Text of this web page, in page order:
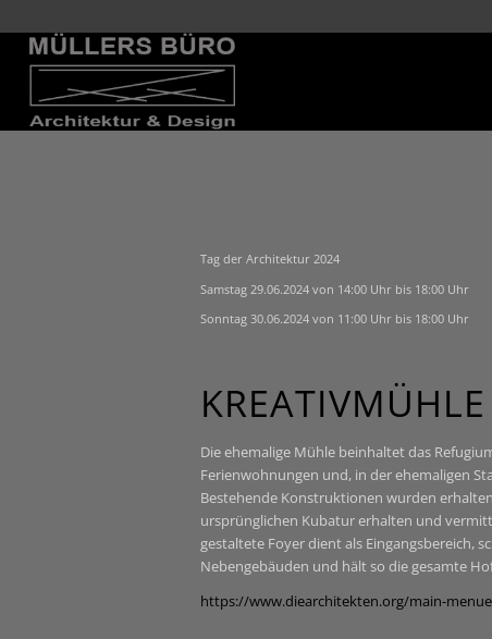
Tag der Architektur 2024
Samstag 29.06.2024 von 14:00 Uhr bis 18:00 Uhr
Sonntag 30.06.2024 von 11:00 Uhr bis 18:00 Uhr
Die ehemalige Mühle beinhaltet das
Ferienwohnungen und, in der ehemaligen
Bestehende Konstruktionen wurden
ursprünglichen Kubatur erhalten und
gestaltete Foyer dient als Eingangsbereich,
Nebengebäuden und hält so die gesamte
https://www.diearchitekten.org/main-